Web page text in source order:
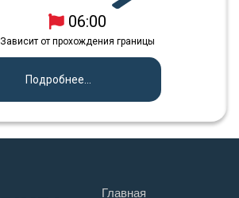
06:00
Зависит от прохождения границы
Подробнее...
Главная